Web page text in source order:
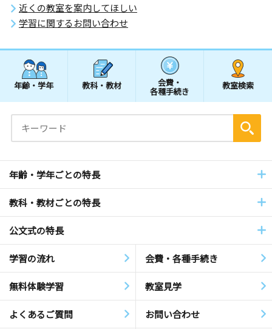
近くの教室を案内してほしい
学習に関するお問い合わせ
年齢・学年 教科・教材 会費・
各種手続き
教室検索
年齢・学年ごとの特長
教科・教材ごとの特長
公文式の特長
学習の流れ 会費・各種手続き
無料体験学習 教室見学
よくあるご質問 お問い合わせ